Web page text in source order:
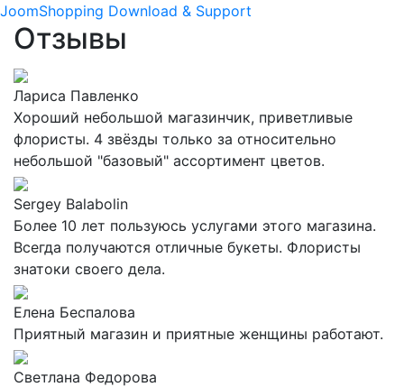
JoomShopping Download & Support
Отзывы
Лариса Павленко
Хороший небольшой магазинчик, приветливые
флористы. 4 звёзды только за относительно
небольшой "базовый" ассортимент цветов.
Sergey Balabolin
Более 10 лет пользуюсь услугами этого магазина.
Всегда получаются отличные букеты. Флористы
знатоки своего дела.
Елена Беспалова
Приятный магазин и приятные женщины работают.
Светлана Федорова